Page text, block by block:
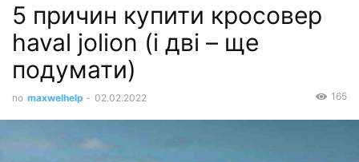
5 причин купити кросовер
haval jolion (і дві – ще
подумати)
по maxwelhelp - 02.02.2022 165